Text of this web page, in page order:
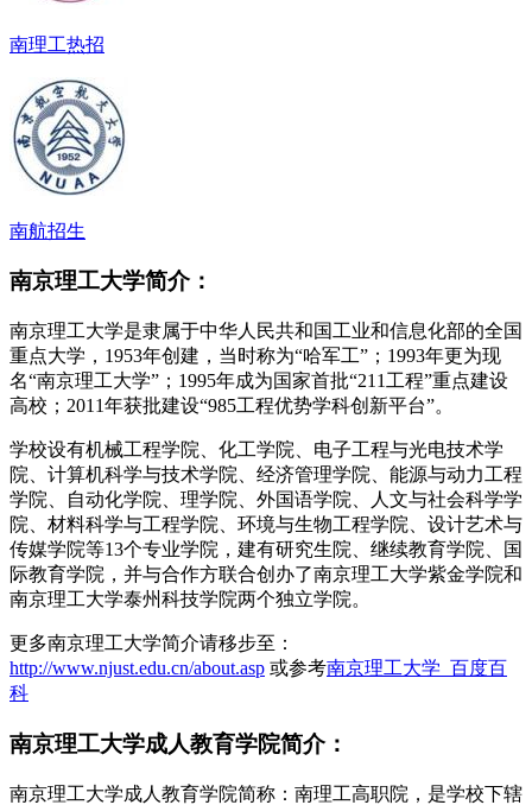
南理工热招
南航招生
南京理工大学简介：
南京理工大学是隶属于中华人民共和国工业和信息化部的全国
重点大学，1953年创建，当时称为“哈军工”；1993年更为现
名“南京理工大学”；1995年成为国家首批“211工程”重点建设
高校；2011年获批建设“985工程优势学科创新平台”。
学校设有机械工程学院、化工学院、电子工程与光电技术学
院、计算机科学与技术学院、经济管理学院、能源与动力工程
学院、自动化学院、理学院、外国语学院、人文与社会科学学
院、材料科学与工程学院、环境与生物工程学院、设计艺术与
传媒学院等13个专业学院，建有研究生院、继续教育学院、国
际教育学院，并与合作方联合创办了南京理工大学紫金学院和
南京理工大学泰州科技学院两个独立学院。
更多南京理工大学简介请移步至：
http://www.njust.edu.cn/about.asp 或参考南京理工大学_百度百
科
南京理工大学成人教育学院简介：
南京理工大学成人教育学院简称：南理工高职院，是学校下辖